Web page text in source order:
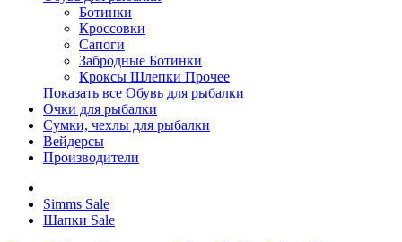
Ботинки
Кроссовки
Сапоги
Забродные Ботинки
Кроксы Шлепки Прочее
Показать все Обувь для рыбалки
Очки для рыбалки
Сумки, чехлы для рыбалки
Вейдерсы
Производители
Simms Sale
Шапки Sale